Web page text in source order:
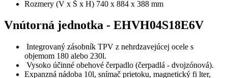
Rozmery (V x Š x H) 740 x 884 x 388 mm
Vnútorná jednotka - EHVH04S18E6V
Integrovaný zásobník TPV z nehrdzavejúcej ocele s
objemom 180 alebo 230l.
Vysoko účinné obehové čerpadlo (čerpadlá - dvojzónová).
Expanzná nádoba 10l, snímač prietoku, magnetický fi lter,